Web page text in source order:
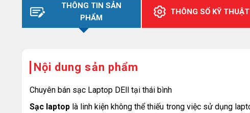
THÔNG TIN SẢN
PHẨM
THÔNG SỐ KỸ THUẬT
Nội dung sản phẩm
Chuyên bán sạc Laptop DEll tại thái bình
Sạc laptoplà linh kiện không thể thiếu trong việc sử dụng